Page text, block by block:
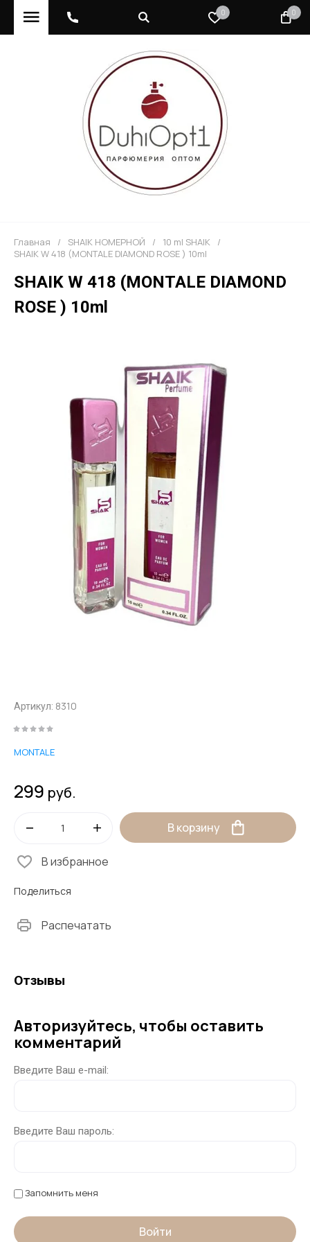
0 0
Главная / SHAIK НОМЕРНОЙ / 10 ml SHAIK
/
SHAIK W 418 (MONTALE DIAMOND ROSE ) 10ml
SHAIK W 418 (MONTALE DIAMOND
ROSE ) 10ml
Артикул: 8310
MONTALE
299 руб.
В корзину
В избранное
Поделиться
Распечатать
Отзывы
Авторизуйтесь, чтобы оставить
комментарий
Введите Ваш e-mail:
Введите Ваш пароль:
Запомнить меня
Войти